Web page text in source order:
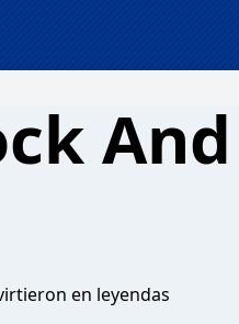
And
en leyendas